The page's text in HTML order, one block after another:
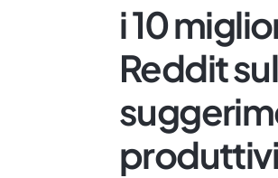
i 10
Reddit